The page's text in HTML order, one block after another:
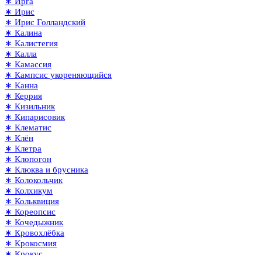
∗ Ирис
∗ Ирис Голландский
∗ Калина
∗ Калистегия
∗ Калла
∗ Камассия
∗ Кампсис укореняющийся
∗ Канна
∗ Керрия
∗ Кизильник
∗ Кипарисовик
∗ Клематис
∗ Клён
∗ Клетра
∗ Клопогон
∗ Клюква и брусника
∗ Колокольчик
∗ Колхикум
∗ Кольквиция
∗ Кореопсис
∗ Кочедыжник
∗ Кровохлёбка
∗ Крокосмия